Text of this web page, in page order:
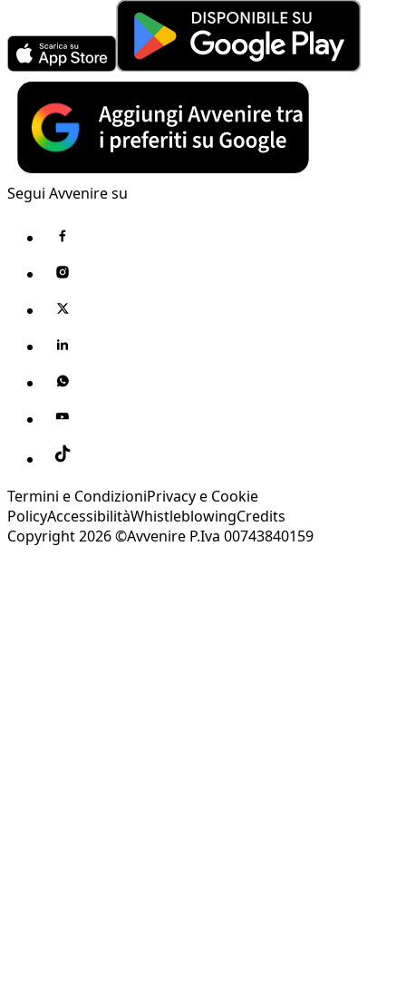
Segui Avvenire su
Termini e CondizioniPrivacy e Cookie
PolicyAccessibilitàWhistleblowingCredits
Copyright 2026 ©Avvenire P.Iva 00743840159